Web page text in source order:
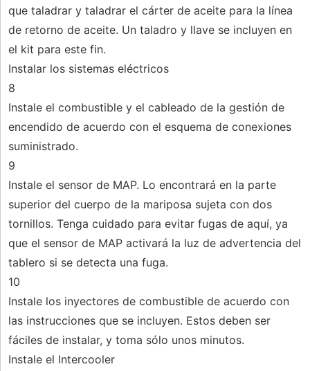
que taladrar y taladrar el cárter de aceite para la línea
de retorno de aceite. Un taladro y llave se incluyen en
el kit para este fin.
Instalar los sistemas eléctricos
8
Instale el combustible y el cableado de la gestión de
encendido de acuerdo con el esquema de conexiones
suministrado.
9
Instale el sensor de MAP. Lo encontrará en la parte
superior del cuerpo de la mariposa sujeta con dos
tornillos. Tenga cuidado para evitar fugas de aquí, ya
que el sensor de MAP activará la luz de advertencia del
tablero si se detecta una fuga.
10
Instale los inyectores de combustible de acuerdo con
las instrucciones que se incluyen. Estos deben ser
fáciles de instalar, y toma sólo unos minutos.
Instale el Intercooler